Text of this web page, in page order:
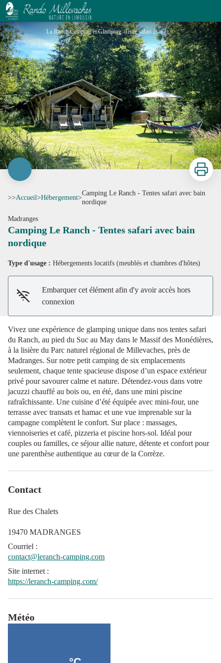
Camping Le Ranch - Tentes safari avec bain nordique
La Ranch Camping et Glamping -Tente safari 2 - @LeRanchCamping
Imprimer
>>Accueil>Hébergement>
Camping Le Ranch - Tentes safari avec bain
nordique
Madranges
Camping Le Ranch - Tentes safari avec bain
nordique
Type d'usage : Hébergements locatifs (meublés et chambres d'hôtes)
Embarquer cet élément afin d'y avoir accès hors
connexion
Vivez une expérience de glamping unique dans nos tentes safari
du Ranch, au pied du Suc au May dans le Massif des Monédières,
à la lisière du Parc naturel régional de Millevaches, près de
Madranges. Sur notre petit camping de six emplacements
seulement, chaque tente spacieuse dispose d’un espace extérieur
privé pour savourer calme et nature. Détendez-vous dans votre
jacuzzi chauffé au bois ou, en été, dans une mini piscine
rafraîchissante. Une cuisine d’été équipée avec mini-four, une
terrasse avec transats et hamac et une vue imprenable sur la
campagne complètent le confort. Sur place : massages,
viennoiseries et café, pizzeria et piscine hors-sol. Idéal pour
couples ou familles, ce séjour allie nature, détente et confort pour
une parenthèse authentique au cœur de la Corrèze.
Contact
Rue des Chalets
19470 MADRANGES
Courriel :
contact@leranch-camping.com
Site internet :
https://leranch-camping.com/
Météo